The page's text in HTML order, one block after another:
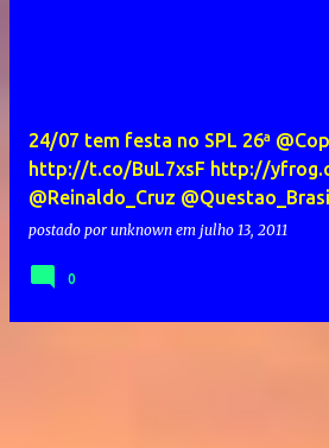
24/07 tem festa no SPL 26ª
http://t.co/BuL7xsF http://
@Reinaldo_Cruz
postado por unknown em julho 13, 2011
0